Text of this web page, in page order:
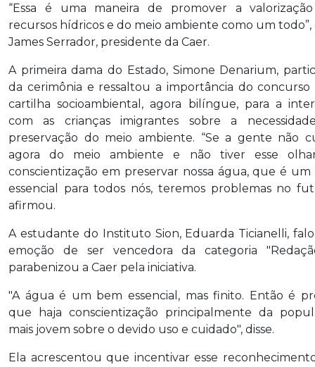
“Essa é uma maneira de promover a
recursos hídricos e do meio ambiente como um todo”,
James Serrador, presidente da Caer.
A primeira dama do Estado, Simone Denarium,
da cerimônia e ressaltou a importância do concurso
cartilha socioambiental, agora bilíngue, para a
com as crianças imigrantes sobre a
preservação do meio ambiente. “Se a gente não
agora do meio ambiente e não tiver esse
conscientização em preservar nossa água, que é um
essencial para todos nós, teremos problemas no
afirmou.
A estudante do Instituto Sion, Eduarda Ticianelli,
emoção de ser vencedora da categoria
parabenizou a Caer pela iniciativa.
"A água é um bem essencial, mas finito. Então é
que haja conscientização principalmente da
mais jovem sobre o devido uso e cuidado", disse.
Ela acrescentou que incentivar esse